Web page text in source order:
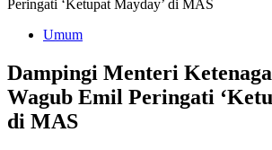
Peringati ‘Ketupat Mayday’ di MAS
Umum
Dampingi Menteri
Wagub Emil Peringati
di MAS